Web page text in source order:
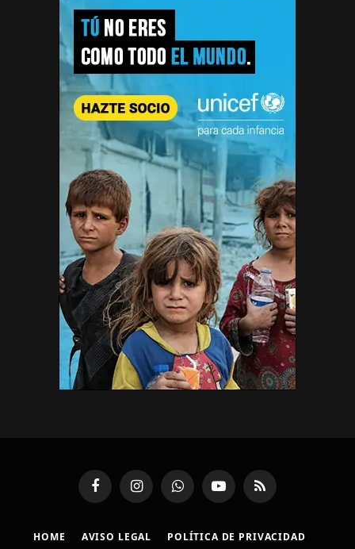
FacebookInstagramWhatsAppYouTubeRSS
HOME AVISO LEGAL POLÍTICA DE PRIVACIDAD